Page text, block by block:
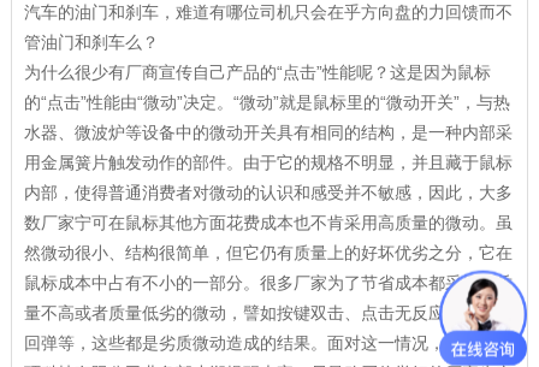
汽车的油门和刹车，难道有哪位司机只会在乎方向盘的力回馈而不
管油门和刹车么？
为什么很少有厂商宣传自己产品的“点击”性能呢？这是因为鼠标
的“点击”性能由“微动”决定。“微动”就是鼠标里的“微动开关”，与热
水器、微波炉等设备中的微动开关具有相同的结构，是一种内部采
用金属簧片触发动作的部件。由于它的规格不明显，并且藏于鼠标
内部，使得普通消费者对微动的认识和感受并不敏感，因此，大多
数厂家宁可在鼠标其他方面花费成本也不肯采用高质量的微动。虽
然微动很小、结构很简单，但它仍有质量上的好坏优劣之分，它在
鼠标成本中占有不小的一部分。很多厂家为了节省成本都采用了质
量不高或者质量低劣的微动，譬如按键双击、点击无反应、按键不
回弹等，这些都是劣质微动造成的结果。面对这一情况，深圳市海